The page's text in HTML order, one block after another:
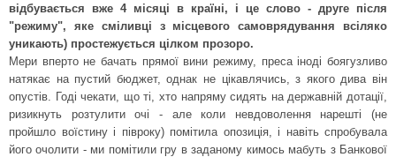
відбувається вже 4 місяці в країні, і це слово - друге після
"режиму", яке сміливці з місцевого самоврядування всіляко
уникають) простежується цілком прозоро.
Мери вперто не бачать прямої вини режиму, преса іноді боягузливо
натякає на пустий бюджет, однак не цікавлячись, з якого дива він
опустів. Годі чекати, що ті, хто напряму сидять на державній дотації,
ризикнуть розтулити очі - але коли невдоволення нарешті (не
пройшло воїстину і півроку) помітила опозиція, і навіть спробувала
його очолити - ми помітили гру в заданому кимось мабуть з Банкової